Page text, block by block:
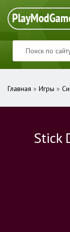
Главная » Игры »
Stick